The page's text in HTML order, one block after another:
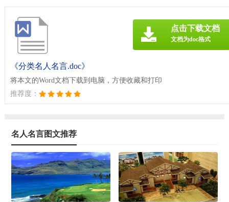
《分类名人名言.doc》
将本文的Word文档下载到电脑，方便收藏和打印
推荐度：
点击下载文档
文档为doc格式
名人名言图文推荐